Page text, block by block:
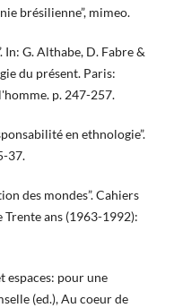
brésilienne”, mimeo.
In: G. Althabe, D. Fabre &
du présent. Paris:
p. 247-257.
en ethnologie”.
37.
des mondes”. Cahiers
Trente ans (1963-1992):
espaces: pour une
(ed.), Au coeur de